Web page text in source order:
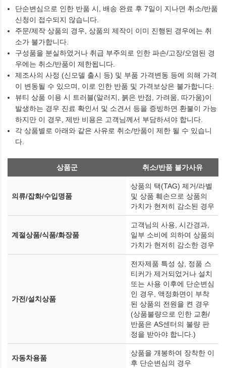
단순변심으로 인한 반품 시, 배송 완료 후 7일이 지나면 취소/반품
신청이 접수되지 않습니다.
주문/제작 상품의 경우, 상품의 제작이 이미 진행된 경우에는 취
소가 불가합니다.
구성품을 분실하였거나 취급 부주의로 인한 파손/고장/오염된 경
우에는 취소/반품이 제한됩니다.
제조사의 사정 (신모델 출시 등) 및 부품 가격변동 등에 의해 가격
이 변동될 수 있으며, 이로 인한 반품 및 가격보상은 불가합니다.
뷰티 상품 이용 시 트러블(알러지, 붉은 반점, 가려움, 따가움)이
발생하는 경우 진료 확인서 및 소견서 등을 증빙하면 환불이 가능
하지만 이 경우, 제반 비용은 고객님께서 부담하셔야 합니다.
각 상품별로 아래와 같은 사유로 취소/반품이 제한 될 수 있습니
다.
상품군 취소/반품 불가사유
의류/잡화/수입명품
상품의 택(TAG) 제거/라벨
및 상품 훼손으로 상품의
가치가 현저히 감소된 경우
계절상품/식품/화장품
고객님의 사용, 시간경과,
일부 소비에 의하여 상품의
가치가 현저히 감소한 경우
가전/설치상품
전자제품 특성 상, 정품 스
티커가 제거되었거나 설치
또는 사용 이후에 단순변심
인 경우, 액정화면이 부착
된 상품의 전원을 켠 경우
(상품불량으로 인한 교환/
반품은 AS센터의 불량 판
정을 받아야 합니다.)
자동차용품
상품을 개봉하여 장착한 이
후 단순변심의 경우